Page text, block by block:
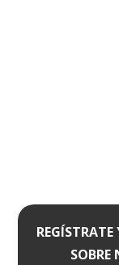
SOBRE